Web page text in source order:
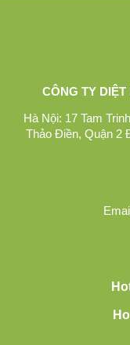
CÔNG TY
Hà Nội: 17 Tam
Thảo Điền, Quận 2